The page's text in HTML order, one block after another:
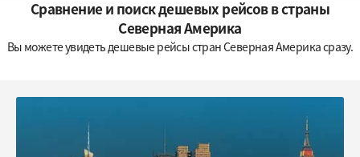
Сравнение и поиск дешевых рейсов в страны
Северная Америка
Вы можете увидеть дешевые рейсы стран Северная Америка сразу.